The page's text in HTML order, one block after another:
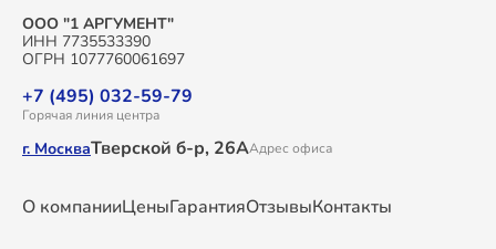
ООО "1 АРГУМЕНТ"
ИНН 7735533390
ОГРН 1077760061697
+7 (495) 032-59-79
Горячая линия центра
г. МоскваТверской б-р, 26ААдрес офиса
О компанииЦеныГарантияОтзывыКонтакты